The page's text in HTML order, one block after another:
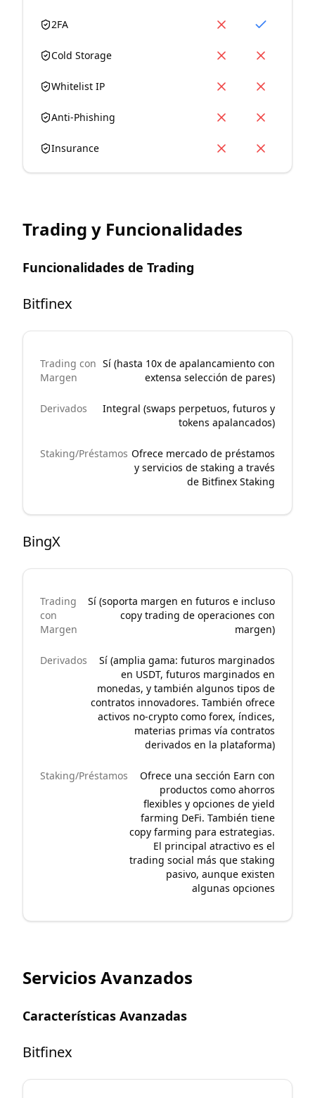
2FA
Cold Storage
Whitelist IP
Anti-Phishing
Insurance
Trading y Funcionalidades
Funcionalidades de Trading
Bitfinex
Trading con
Margen
Sí (hasta 10x de apalancamiento con
extensa selección de pares)
Derivados
Integral (swaps perpetuos, futuros y
tokens apalancados)
Staking/Préstamos Ofrece mercado de préstamos
y servicios de staking a través
de Bitfinex Staking
BingX
Trading
con
Margen
Sí (soporta margen en futuros e incluso
copy trading de operaciones con
margen)
Derivados
Sí (amplia gama: futuros marginados
en USDT, futuros marginados en
monedas, y también algunos tipos de
contratos innovadores. También ofrece
activos no-crypto como forex, índices,
materias primas vía contratos
derivados en la plataforma)
Staking/Préstamos
Ofrece una sección Earn con
productos como ahorros
flexibles y opciones de yield
farming DeFi. También tiene
copy farming para estrategias.
El principal atractivo es el
trading social más que staking
pasivo, aunque existen
algunas opciones
Servicios Avanzados
Características Avanzadas
Bitfinex